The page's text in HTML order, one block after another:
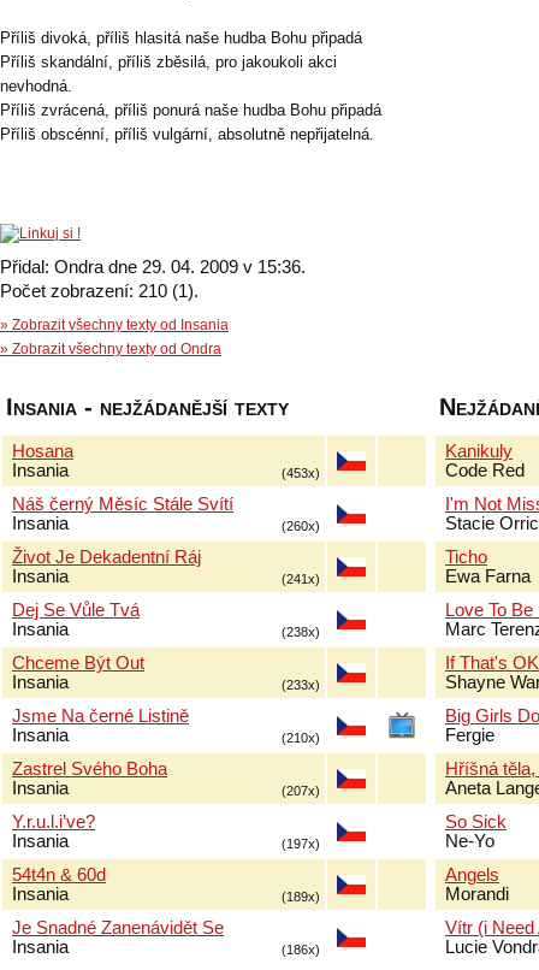
Příliš divoká, příliš hlasitá naše hudba Bohu připadá
Příliš skandální, příliš zběsilá, pro jakoukoli akci
nevhodná.
Příliš zvrácená, příliš ponurá naše hudba Bohu připadá
Příliš obscénní, příliš vulgární, absolutně nepřijatelná.
Přidal: Ondra dne 29. 04. 2009 v 15:36.
Počet zobrazení: 210 (1).
» Zobrazit všechny texty od Insania
» Zobrazit všechny texty od Ondra
Insania - nejžádanější texty
Hosana
Insania
(453x)
Náš černý Měsíc Stále Svítí
Insania
(260x)
Život Je Dekadentní Ráj
Insania
(241x)
Dej Se Vůle Tvá
Insania
(238x)
Chceme Být Out
Insania
(233x)
Jsme Na černé Listině
Insania
(210x)
Zastrel Svého Boha
Insania
(207x)
Y.r.u.l.i’ve?
Insania
(197x)
54t4n & 60d
Insania
(189x)
Je Snadné Zanenávidět Se
Insania
(186x)
Kanikuly
Code Red
I'm Not
Stacie
Ticho
Ewa Farna
Love To
Marc
If That's
Shayne
Big Girls
Fergie
Hříšná
Aneta
So Sick
Ne-Yo
Angels
Morandi
Vítr (i Need
Lucie